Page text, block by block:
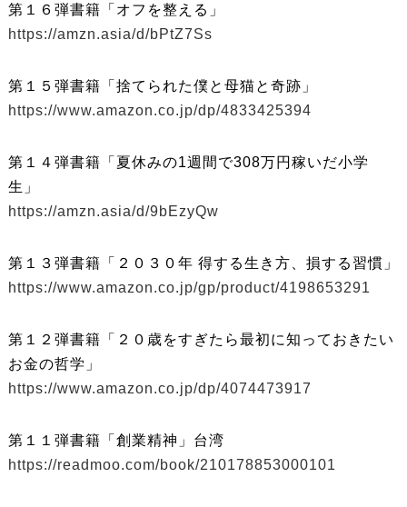
第１６弾書籍「オフを整える」
https://amzn.asia/d/bPtZ7Ss
第１５弾書籍「捨てられた僕と母猫と奇跡」
https://www.amazon.co.jp/dp/4833425394
第１４弾書籍「夏休みの1週間で308万円稼いだ小学
生」
https://amzn.asia/d/9bEzyQw
第１３弾書籍「２０３０年 得する生き方、損する習慣」
https://www.amazon.co.jp/gp/product/4198653291
第１２弾書籍「２０歳をすぎたら最初に知っておきたい
お金の哲学」
https://www.amazon.co.jp/dp/4074473917
第１１弾書籍「創業精神」台湾
https://readmoo.com/book/210178853000101